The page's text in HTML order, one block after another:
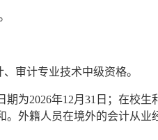
审计专业技术中级资格。
为2026年12月31日；在校
外籍人员在境外的会计从业